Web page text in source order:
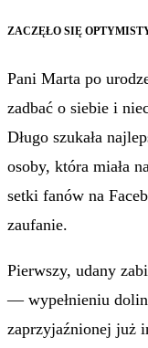
ZACZĘŁO SIĘ
Pani Marta po
zadbać o siebie i
Długo szukała
osoby, która miała
setki fanów na
zaufanie.
Pierwszy, udany
— wypełnieniu
zaprzyjaźnionej już